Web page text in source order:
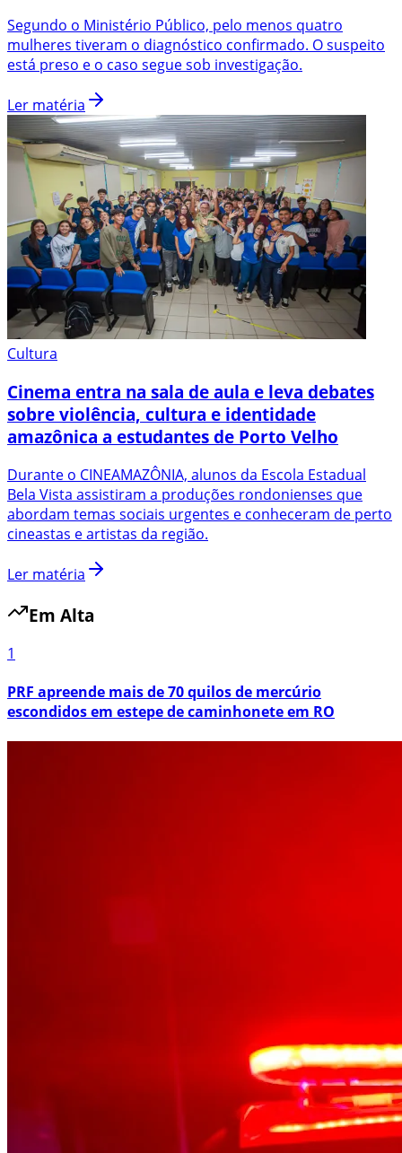
Segundo o Ministério Público, pelo menos quatro
mulheres tiveram o diagnóstico confirmado. O suspeito
está preso e o caso segue sob investigação.
Ler matéria
Cultura
Cinema entra na sala de aula e leva debates
sobre violência, cultura e identidade
amazônica a estudantes de Porto Velho
Durante o CINEAMAZÔNIA, alunos da Escola Estadual
Bela Vista assistiram a produções rondonienses que
abordam temas sociais urgentes e conheceram de perto
cineastas e artistas da região.
Ler matéria
Em Alta
1
PRF apreende mais de 70 quilos de mercúrio
escondidos em estepe de caminhonete em RO